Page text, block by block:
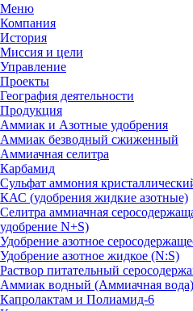
Меню
Компания
История
Миссия и цели
Управление
Проекты
География деятельности
Продукция
Аммиак и Азотные удобрения
Аммиак безводный сжиженный
Аммиачная селитра
Карбамид
Сульфат аммония
КАС (удобрения жидкие азотные)
Селитра аммиачная
удобрение N+S)
Удобрение азотное
Удобрение азотное жидкое (N:S)
Раствор питательный
Аммиак водный (Аммиачная вода)
Капролактам и Полиамид-6